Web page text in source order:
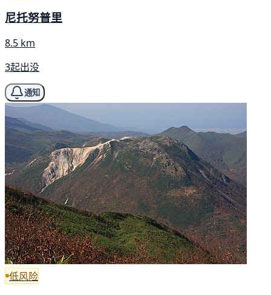
尼托努普里
8.5 km
3起出没
通知
低风险